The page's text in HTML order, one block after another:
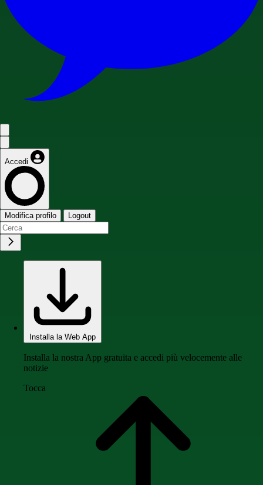
Accedi
Modifica profilo Logout
Installa la Web App
Installa la nostra App gratuita e accedi più velocemente alle
notizie
Tocca